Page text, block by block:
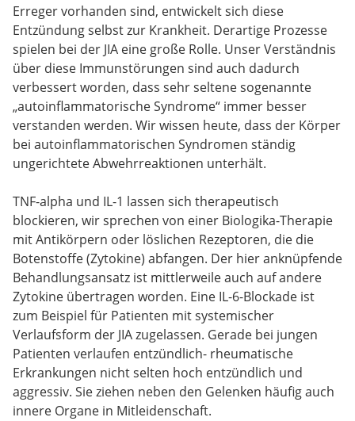
Erreger vorhanden sind, entwickelt sich diese
Entzündung selbst zur Krankheit. Derartige Prozesse
spielen bei der JIA eine große Rolle. Unser Verständnis
über diese Immunstörungen sind auch dadurch
verbessert worden, dass sehr seltene sogenannte
„autoinflammatorische Syndrome“ immer besser
verstanden werden. Wir wissen heute, dass der Körper
bei autoinflammatorischen Syndromen ständig
ungerichtete Abwehrreaktionen unterhält.
TNF-alpha und IL-1 lassen sich therapeutisch
blockieren, wir sprechen von einer Biologika-Therapie
mit Antikörpern oder löslichen Rezeptoren, die die
Botenstoffe (Zytokine) abfangen. Der hier anknüpfende
Behandlungsansatz ist mittlerweile auch auf andere
Zytokine übertragen worden. Eine IL-6-Blockade ist
zum Beispiel für Patienten mit systemischer
Verlaufsform der JIA zugelassen. Gerade bei jungen
Patienten verlaufen entzündlich- rheumatische
Erkrankungen nicht selten hoch entzündlich und
aggressiv. Sie ziehen neben den Gelenken häufig auch
innere Organe in Mitleidenschaft.